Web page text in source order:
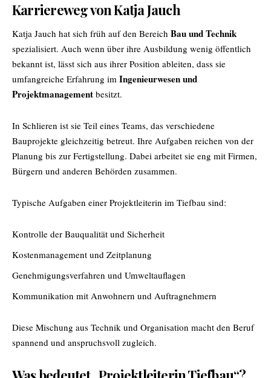
Karriereweg von Katja Jauch
Katja Jauch hat sich früh auf den Bereich Bau und Technik
spezialisiert. Auch wenn über ihre Ausbildung wenig öffentlich
bekannt ist, lässt sich aus ihrer Position ableiten, dass sie
umfangreiche Erfahrung im Ingenieurwesen und
Projektmanagement besitzt.
In Schlieren ist sie Teil eines Teams, das verschiedene
Bauprojekte gleichzeitig betreut. Ihre Aufgaben reichen von der
Planung bis zur Fertigstellung. Dabei arbeitet sie eng mit Firmen,
Bürgern und anderen Behörden zusammen.
Typische Aufgaben einer Projektleiterin im Tiefbau sind:
Kontrolle der Bauqualität und Sicherheit
Kostenmanagement und Zeitplanung
Genehmigungsverfahren und Umweltauflagen
Kommunikation mit Anwohnern und Auftragnehmern
Diese Mischung aus Technik und Organisation macht den Beruf
spannend und anspruchsvoll zugleich.